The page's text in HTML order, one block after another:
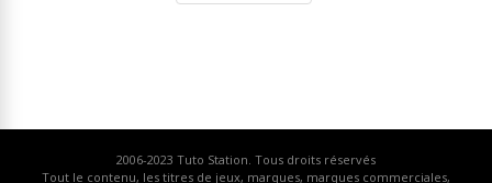
2006-2023 Tuto Station . Tous droits réservés
Tout le contenu, les titres de jeux, marques, marques commerciales,